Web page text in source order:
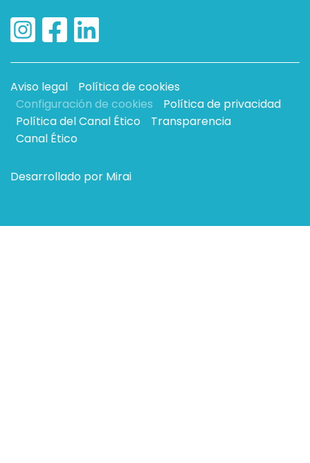
Aviso legal
Política de cookies
Configuración de cookies
Política de privacidad
Política del Canal Ético
Transparencia
Canal Ético
Desarrollado por Mirai